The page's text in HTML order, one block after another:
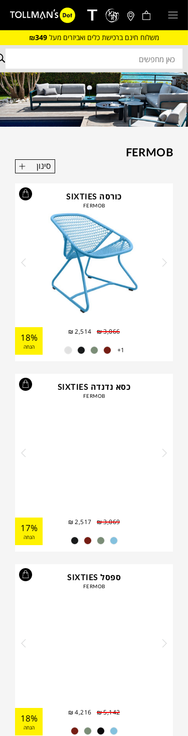
משלוח חינם ברכישת כלים ואביזרים מעל ₪349
FERMOB
סינון
כורסה SIXTIES
FERMOB
₪3,066
₪2,514
18%
הנחה 1+
כסא נדנדה SIXTIES
FERMOB
₪3,069
₪2,517
17%
הנחה
ספסל SIXTIES
FERMOB
₪5,142
₪4,216
18%
הנחה